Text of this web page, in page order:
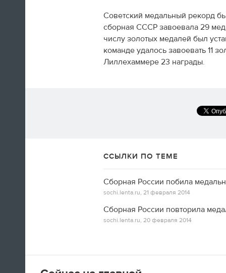
лучшая церемония за историю
ОИ! Главное, не просто красиво,
а нереально эмоционально!
Советский медальный рекорд
сборная СССР завоевала 29
числу золотых медалей был
команде удалось завоевать 11
Лиллехаммере 23 награды.
ССЫЛКИ ПО ТЕМЕ
Сборная России побила
sochi.lenta.ru, 21 февраля 2014
Сборная России повторила
sochi.lenta.ru, 20 февраля 2014